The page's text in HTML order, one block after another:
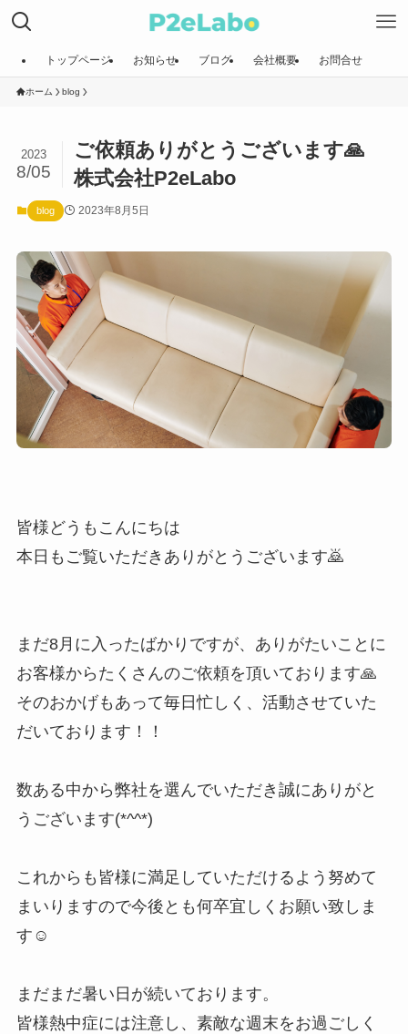
トップページ お知らせ ブログ 会社概要 お問合せ
ホーム blog
ご依頼ありがとうございます🙏
株式会社P2eLabo
2023
8/05
blog 2023年8月5日
皆様どうもこんにちは
本日もご覧いただきありがとうございます🙇
まだ8月に入ったばかりですが、ありがたいことに
お客様からたくさんのご依頼を頂いております🙏
そのおかげもあって毎日忙しく、活動させていた
だいております！！
数ある中から弊社を選んでいただき誠にありがと
うございます(*^^*)
これからも皆様に満足していただけるよう努めて
まいりますので今後とも何卒宜しくお願い致しま
す☺
まだまだ暑い日が続いております。
皆様熱中症には注意し、素敵な週末をお過ごしく